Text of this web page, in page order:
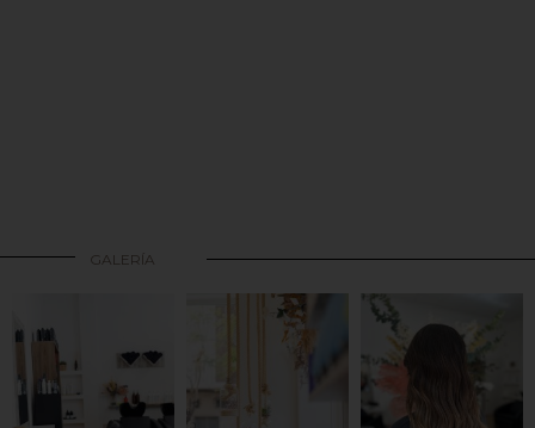
GALERÍA